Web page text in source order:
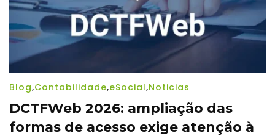
Blog,Contabilidade,eSocial,Noticias
DCTFWeb 2026: ampliação das
formas de acesso exige atenção à